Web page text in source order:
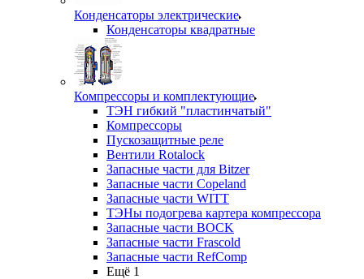
Конденсаторы электрические
Конденсаторы квадратные
Компрессоры и комплектующие
ТЭН гибкий "пластинчатый"
Компрессоры
Пускозащитные реле
Вентили Rotalock
Запасные части для Bitzer
Запасные части Copeland
Запасные части WITT
ТЭНы подогрева картера компрессора
Запасные части BOCK
Запасные части Frascold
Запасные части RefComp
Ещё 1